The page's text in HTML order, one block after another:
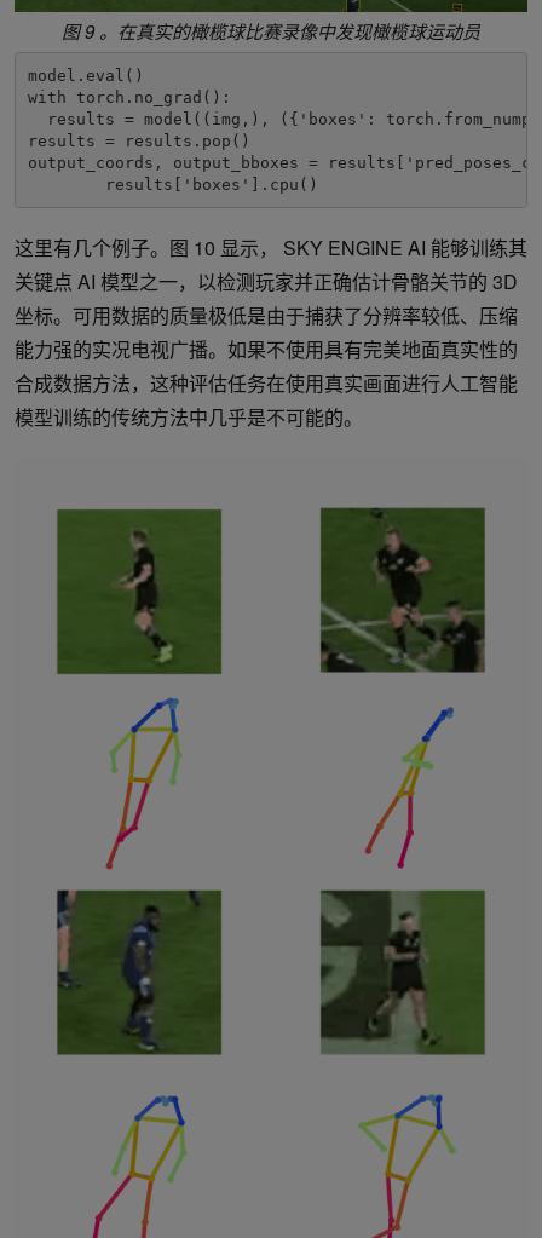
图 9 。在真实的橄榄球比赛录像中发现橄榄球运动员
model.eval()
with torch.no_grad():
results = model((img,), ({'boxes':
results = results.pop()
output_coords, output_bboxes =
results['boxes'].cpu()
这里有几个例子。图 10 显示， SKY ENGINE AI 能够训练其
关键点 AI 模型之一，以检测玩家并正确估计骨骼关节的 3D
坐标。可用数据的质量极低是由于捕获了分辨率较低、压缩
能力强的实况电视广播。如果不使用具有完美地面真实性的
合成数据方法，这种评估任务在使用真实画面进行人工智能
模型训练的传统方法中几乎是不可能的。